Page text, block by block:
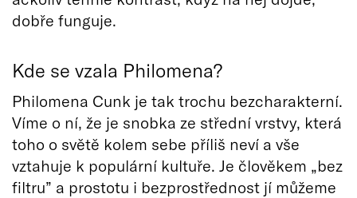
dobře funguje.
Kde se vzala Philomena?
Philomena Cunk je tak trochu bezcharakterní.
Víme o ní, že je snobka ze střední vrstvy, která
toho o světě kolem sebe příliš neví a vše
vztahuje k populární kultuře. Je člověkem „bez
filtru” a prostotu i bezprostřednost jí můžeme